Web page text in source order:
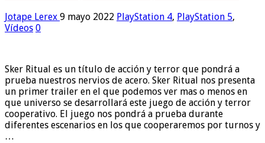
Jotape Lerex 9 mayo 2022 PlayStation 4, PlayStation 5,
Vídeos 0
Sker Ritual es un título de acción y terror que pondrá a
prueba nuestros nervios de acero. Sker Ritual nos presenta
un primer trailer en el que podemos ver mas o menos en
que universo se desarrollará este juego de acción y terror
cooperativo. El juego nos pondrá a prueba durante
diferentes escenarios en los que cooperaremos por turnos y
…